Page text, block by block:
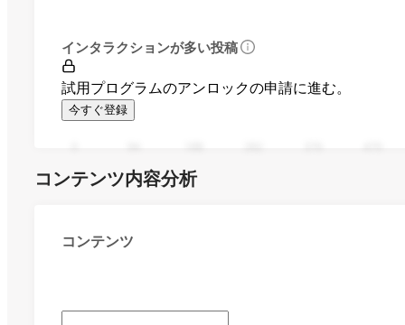
インタラクションが多い投稿
試用プログラムのアンロックの申請に進む。
今すぐ登録
コンテンツ内容分析
コンテンツ